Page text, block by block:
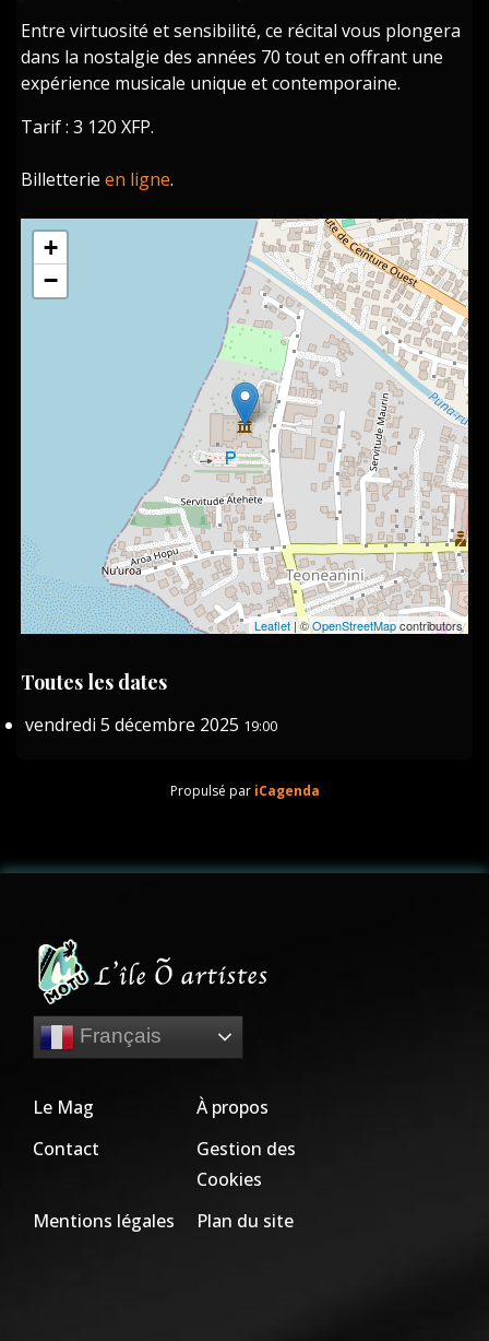
Entre virtuosité et sensibilité, ce récital vous plongera
dans la nostalgie des années 70 tout en offrant une
expérience musicale unique et contemporaine.
Tarif : 3 120 XFP.
Billetterieen ligne.
+
−
Leaflet| ©OpenStreetMapcontributors
Toutes les dates
vendredi 5 décembre 2025 19:00
Propulsé par iCagenda
Français
Le Mag
À propos
Contact
Gestion des
Cookies
Mentions légales
Plan du site